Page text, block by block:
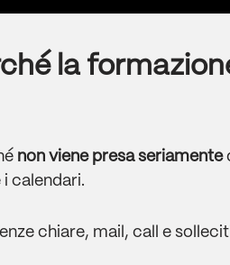
la
non viene presa seriamente
calendari.
chiare, mail, call e